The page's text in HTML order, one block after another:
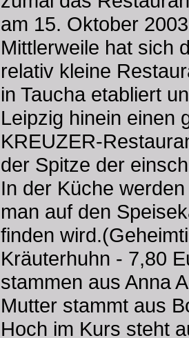
am 15. Oktober
Mittlerweile hat sich
relativ kleine
in Taucha etabliert
Leipzig hinein einen
KREUZER-
der Spitze der
In der Küche
man auf den
finden
Kräuterhuhn - 7,80
stammen aus Anna
Mutter stammt aus
Hoch im Kurs steht